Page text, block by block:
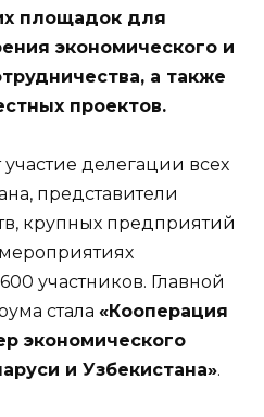
площадок для
экономического и
а также
проектов.
делегации всех
представители
крупных предприятий
участников. Главной
стала «Кооперация
экономического
и Узбекистана».